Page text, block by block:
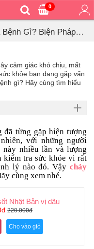
0
Gì? Biện Pháp
cảm giác khó chịu, mất
khỏe bạn đang gặp vấn
gì? Hãy cùng tìm hiểu
đã từng gặp hiện tượng
với những người
nhiều lần và lượng
kiểm tra sức khỏe vì rất
lý nào đó. Vậy chảy
cùng xem nhé.
Nhật Bản vị dâu
220.000đ
Cho vào giỏ